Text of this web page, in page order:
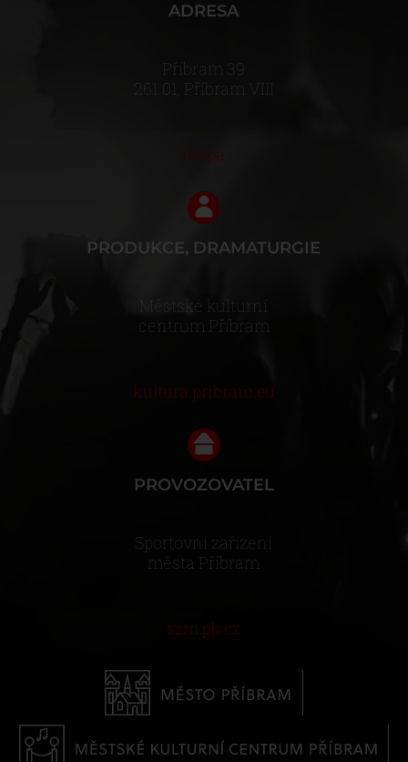
ADRESA
Příbram 39
261 01, Příbram VIII
mapa
PRODUKCE, DRAMATURGIE
Městské kulturní
centrum Příbram
kultura.pribram.eu
PROVOZOVATEL
Sportovní zařízení
města Příbram
szm.pb.cz